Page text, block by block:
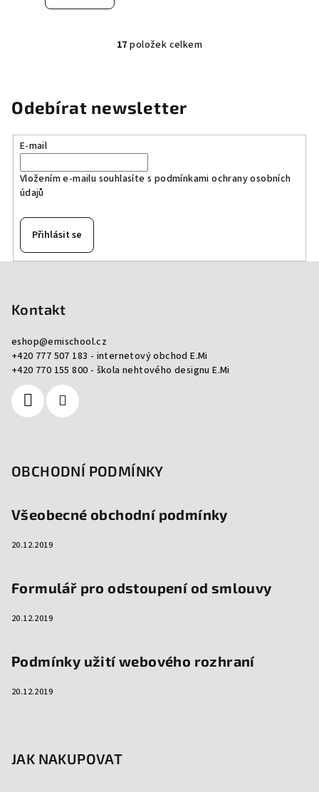
O
á
d
a
p
v
17 položek celkem
Odebírat newsletter
E-mail
Vložením e-mailu souhlasíte s podmínkami ochrany osobních
údajů
Přihlásit se
Kontakt
eshop@emischool.cz
+420 777 507 183 - internetový obchod E.Mi
+420 770 155 800 - škola nehtového designu E.Mi
OBCHODNÍ PODMÍNKY
Všeobecné obchodní podmínky
20.12.2019
Formulář pro odstoupení od smlouvy
20.12.2019
Podmínky užití webového rozhraní
20.12.2019
JAK NAKUPOVAT